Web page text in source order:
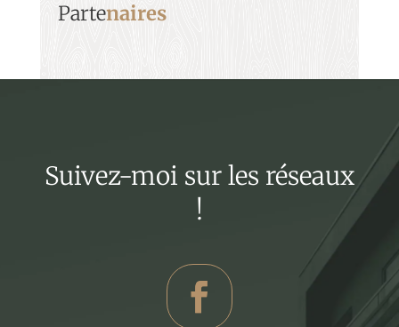
Partenaires
Suivez-moi sur les réseaux
!